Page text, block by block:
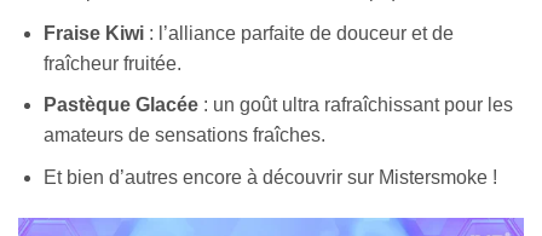
Fraise Kiwi: l’alliance parfaite de douceur et de
fraîcheur fruitée.
Pastèque Glacée: un goût ultra rafraîchissant pour les
amateurs de sensations fraîches.
Et bien d’autres encore à découvrir sur Mistersmoke !